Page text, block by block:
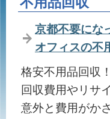
京都不要にな
オフィスの不
格安不用品回収
回収費用やリサ
意外と費用がか